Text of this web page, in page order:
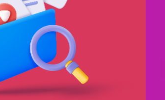
#tendances